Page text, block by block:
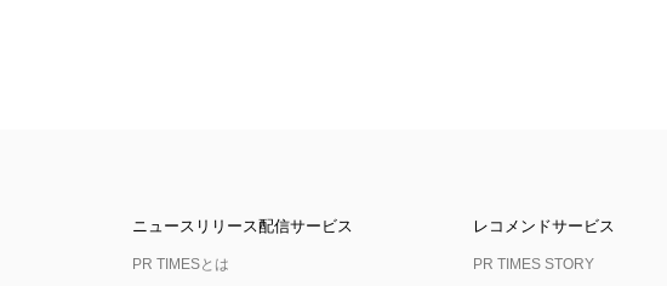
ニュースリリース配信サービス
PR TIMESとは
レコメンドサービス
PR TIMES STORY